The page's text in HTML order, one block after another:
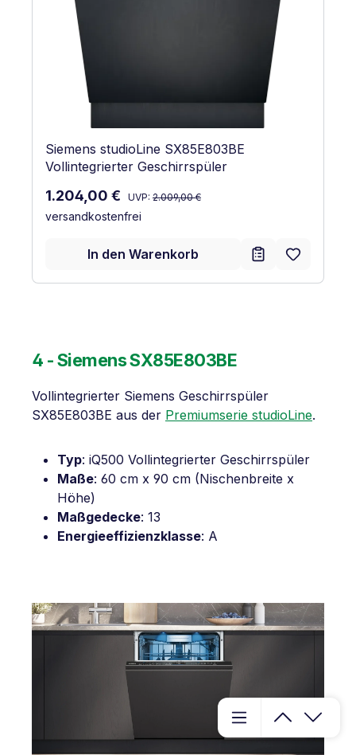
Siemens studioLine SX85E803BE
Vollintegrierter Geschirrspüler
Verkaufspreis:
1.204,00 € Regulärer Preis:
UVP: 2.009,00 €
versandkostenfrei
In den Warenkorb
4 - Siemens SX85E803BE
Vollintegrierter Siemens Geschirrspüler
SX85E803BE aus der Premiumserie studioLine.
Typ: iQ500 Vollintegrierter Geschirrspüler
Maße: 60 cm x 90 cm (Nischenbreite x
Höhe)
Maßgedecke: 13
Energieeffizienzklasse: A